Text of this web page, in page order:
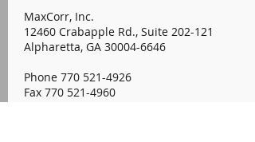
MaxCorr, Inc.
12460 Crabapple Rd., Suite 202-121
Alpharetta, GA 30004-6646
Phone 770 521-4926
Fax 770 521-4960